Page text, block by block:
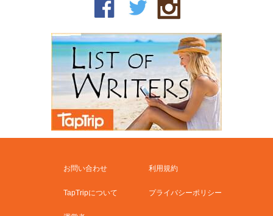
お問い合わせ 利用規約
TapTripについて プライバシーポリシー